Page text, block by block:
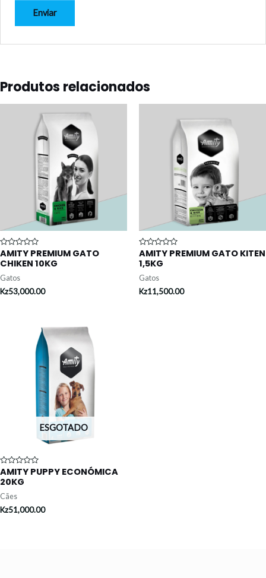
Produtos relacionados
Avaliação
0
de
5
AMITY PREMIUM GATO
CHIKEN 10KG
Gatos
Kz53,000.00
Avaliação
0
de
5
AMITY PREMIUM GATO KITEN
1,5KG
Gatos
Kz11,500.00
ESGOTADO
Avaliação
0
de
5
AMITY PUPPY ECONÓMICA
20KG
Cães
Kz51,000.00